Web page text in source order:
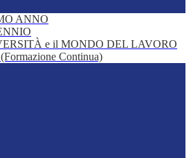
ANNO
e il MONDO DEL LAVORO
Continua)